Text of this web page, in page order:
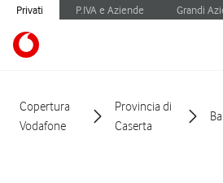
Privati P.IVA e Aziende Grandi
Copertura
Vodafone
Provincia di
Caserta